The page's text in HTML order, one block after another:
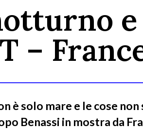
–
è solo mare e le cose non
Benassi in mostra da